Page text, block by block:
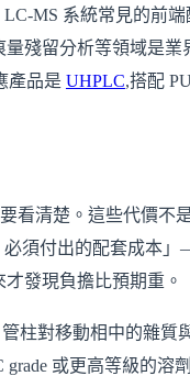
MS 系統常見的前端
殘留分析等領域是業
產品是 UHPLC,搭配
看清楚。這些代價不
必須付出的配套成本
發現負擔比預期重。
管柱對移動相中的雜質
或更高等級的溶